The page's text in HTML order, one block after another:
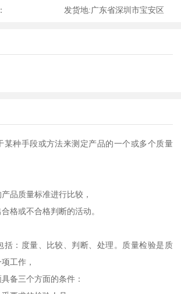
发货地:广东省深圳市宝安区
某种手段或方法来测定产品的一个或多个质量
质量标准进行比较，
或不合格判断的活动。
：度量、比较、判断、处理。质量检验是质
工作，
三个方面的条件：